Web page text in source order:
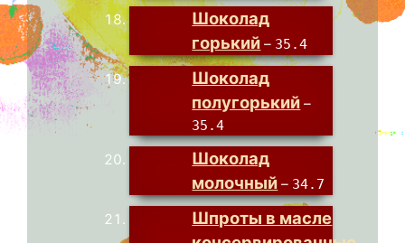
Шоколад
горький – 35.4
Шоколад
полугорький –
35.4
Шоколад
молочный – 34.7
Шпроты в масле